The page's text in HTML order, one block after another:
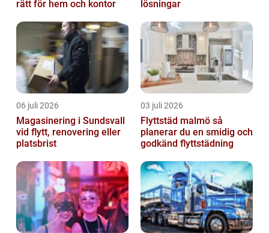
rätt för hem och kontor
lösningar
06 juli 2026
Magasinering i Sundsvall
vid flytt, renovering eller
platsbrist
03 juli 2026
Flyttstäd malmö så
planerar du en smidig och
godkänd flyttstädning